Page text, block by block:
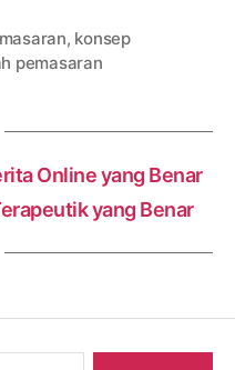
, konsep
pemasaran
Online yang Benar
yang Benar